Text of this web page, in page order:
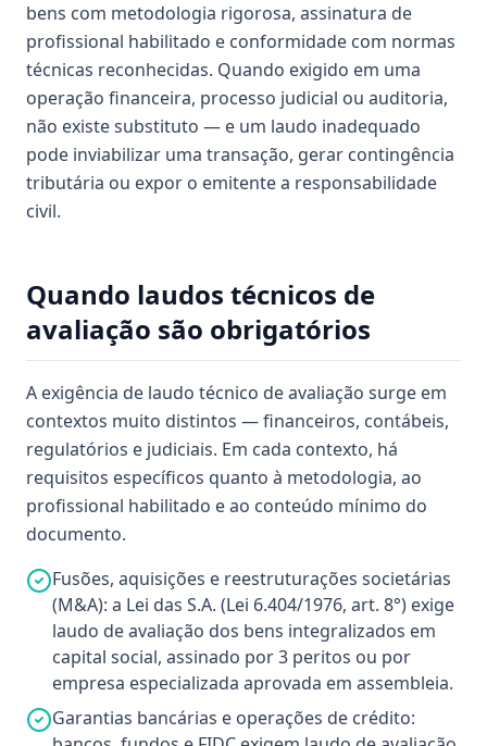
bens com metodologia rigorosa, assinatura de
profissional habilitado e conformidade com normas
técnicas reconhecidas. Quando exigido em uma
operação financeira, processo judicial ou auditoria,
não existe substituto — e um laudo inadequado
pode inviabilizar uma transação, gerar contingência
tributária ou expor o emitente a responsabilidade
civil.
Quando laudos técnicos de
avaliação são obrigatórios
A exigência de laudo técnico de avaliação surge em
contextos muito distintos — financeiros, contábeis,
regulatórios e judiciais. Em cada contexto, há
requisitos específicos quanto à metodologia, ao
profissional habilitado e ao conteúdo mínimo do
documento.
Fusões, aquisições e reestruturações societárias
(M&A): a Lei das S.A. (Lei 6.404/1976, art. 8°) exige
laudo de avaliação dos bens integralizados em
capital social, assinado por 3 peritos ou por
empresa especializada aprovada em assembleia.
Garantias bancárias e operações de crédito: